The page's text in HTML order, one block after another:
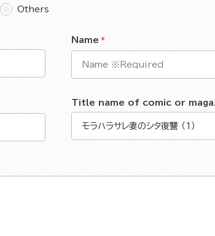
Others
Name
Title name of comic or